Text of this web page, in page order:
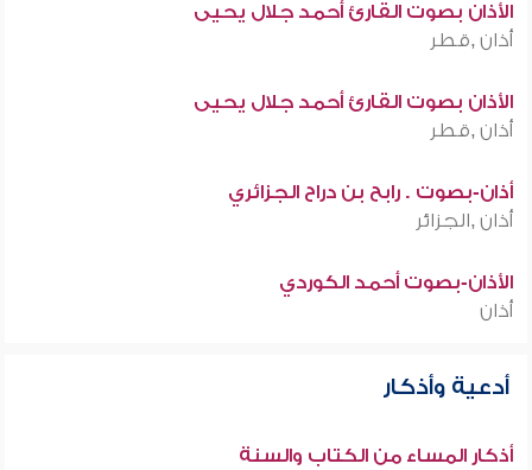
الأذان بصوت القارئ أحمد جلال يحيى
أذان ,قطر
الأذان بصوت القارئ أحمد جلال يحيى
أذان ,قطر
أذان-بصوت . رابح بن دراح الجزائري
أذان ,الجزائر
الأذان-بصوت أحمد الكوردي
أذان
أدعية وأذكار
أذكار المساء من الكتاب والسنة